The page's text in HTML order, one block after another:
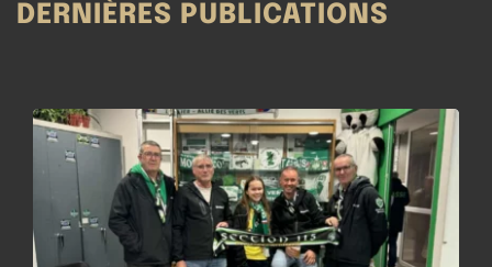
DERNIÈRES PUBLICATIONS